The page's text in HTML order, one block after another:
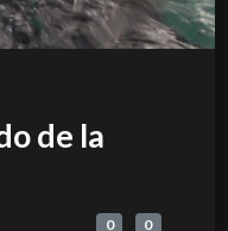
de la
0 0